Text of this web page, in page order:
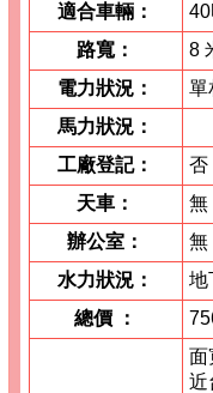
適合車輛：
路寬：
8
電力狀況：
單
馬力狀況：
工廠登記：
否
天車：
無
辦公室：
無
水力狀況：
地
總價 ：
面
近